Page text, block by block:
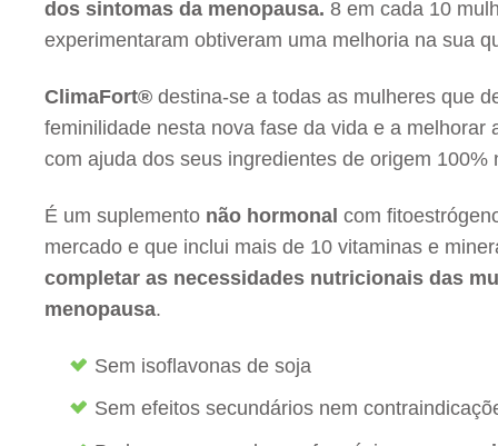
dos sintomas da menopausa. 8 em cada 10
experimentaram obtiveram uma melhoria na sua
ClimaFort® destina-se a todas as mulheres que
feminilidade nesta nova fase da vida e a melhorar
com ajuda dos seus ingredientes de origem
É um suplemento não hormonal com
mercado e que inclui mais de 10 vitaminas e
completar as necessidades nutricionais das
menopausa.
Sem isoflavonas de soja
Sem efeitos secundários nem